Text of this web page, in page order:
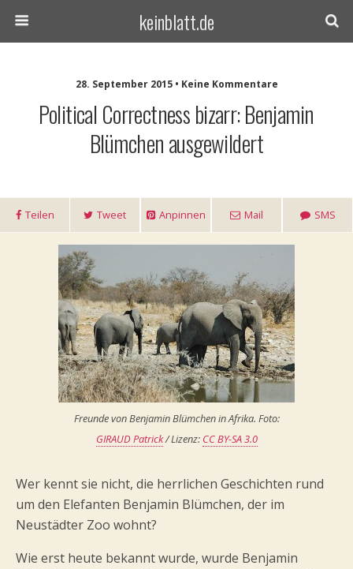
keinblatt.de
28. September 2015 • Keine Kommentare
Political Correctness bizarr: Benjamin
Blümchen ausgewildert
Teilen Tweet Anpinnen Mail SMS
Freunde von Benjamin Blümchen in Afrika. Foto:
GIRAUD Patrick/ Lizenz: CC BY-SA 3.0
Wer kennt sie nicht, die herrlichen Geschichten rund
um den Elefanten Benjamin Blümchen, der im
Neustädter Zoo wohnt?
Wie erst heute bekannt wurde, wurde Benjamin